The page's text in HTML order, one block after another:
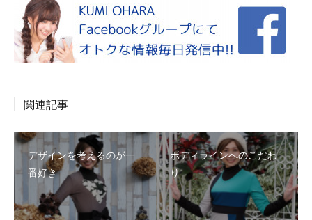
関連記事
デザインを考えるのが一
番好き
ボディラインへのこだわ
り